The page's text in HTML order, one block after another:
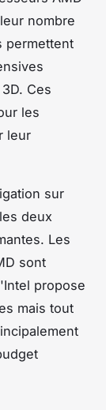
nombre
permettent
Ces
les
leur
sur
deux
Les
sont
propose
mais tout